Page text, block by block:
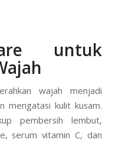
untuk
wajah menjadi
mengatasi kulit kusam.
pembersih lembut,
serum vitamin C, dan